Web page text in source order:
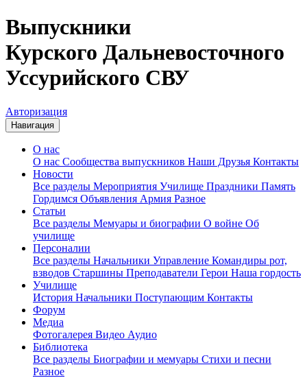
Выпускники
Курского Дальневосточного
Уссурийского СВУ
Авторизация
Навигация
О нас
О нас Сообщества выпускников Наши Друзья Контакты
Новости
Все разделы Мероприятия Училище Праздники Память
Гордимся Объявления Армия Разное
Статьи
Все разделы Мемуары и биографии О войне Об
училище
Персоналии
Все разделы Начальники Управление Командиры рот,
взводов Старшины Преподаватели Герои Наша гордость
Училище
История Начальники Поступающим Контакты
Форум
Медиа
Фотогалерея Видео Аудио
Библиотека
Все разделы Биографии и мемуары Стихи и песни
Разное